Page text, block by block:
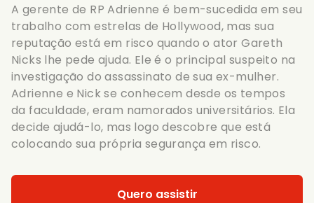
A gerente de RP Adrienne é bem-sucedida em seu
trabalho com estrelas de Hollywood, mas sua
reputação está em risco quando o ator Gareth
Nicks lhe pede ajuda. Ele é o principal suspeito na
investigação do assassinato de sua ex-mulher.
Adrienne e Nick se conhecem desde os tempos
da faculdade, eram namorados universitários. Ela
decide ajudá-lo, mas logo descobre que está
colocando sua própria segurança em risco.
Quero assistir